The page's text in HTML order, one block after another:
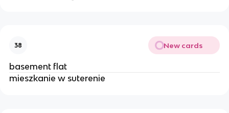
38 New cards
basement flat
mieszkanie w suterenie